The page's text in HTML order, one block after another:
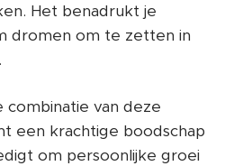
Het benadrukt je
dromen om te zetten in
combinatie van deze
een krachtige boodschap
om persoonlijke groei